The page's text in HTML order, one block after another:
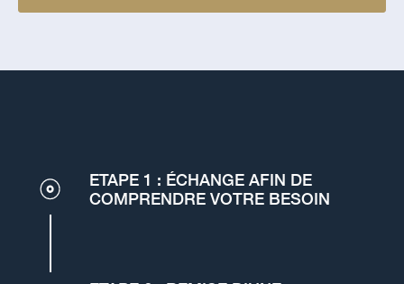
ETAPE 1 : ÉCHANGE AFIN DE
COMPRENDRE VOTRE BESOIN